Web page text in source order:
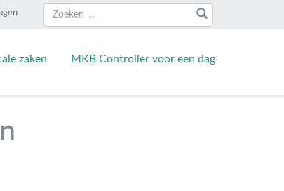
Zoeken
Zoeken
naar:
zaken MKB Controller voor een dag